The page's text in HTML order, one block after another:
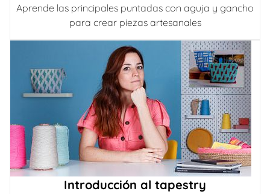
Aprende las principales puntadas con aguja y gancho
para crear piezas artesanales
Introducción al tapestry